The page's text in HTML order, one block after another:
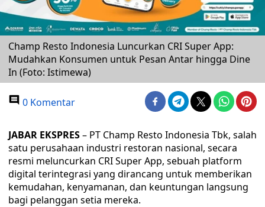
Champ Resto Indonesia Luncurkan CRI Super App:
Mudahkan Konsumen untuk Pesan Antar hingga Dine
In (Foto: Istimewa)
0 Komentar
JABAR EKSPRES– PT Champ Resto Indonesia Tbk, salah
satu perusahaan industri restoran nasional, secara
resmi meluncurkan CRI Super App, sebuah platform
digital terintegrasi yang dirancang untuk memberikan
kemudahan, kenyamanan, dan keuntungan langsung
bagi pelanggan setia mereka.